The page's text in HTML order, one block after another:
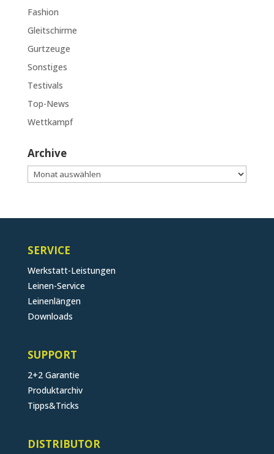
Fashion
Gleitschirme
Gurtzeuge
Sonstiges
Testivals
Top-News
Wettkampf
Archive
Archive
SERVICE
Werkstatt-Leistungen
Leinen-Service
Leinenlängen
Downloads
SUPPORT
2+2 Garantie
Produktarchiv
Tipps&Tricks
DISTRIBUTOR